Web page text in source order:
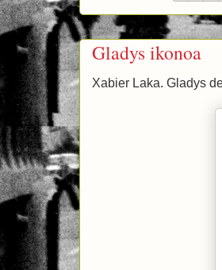
Gladys ikonoa
Xabier Laka. Gladys